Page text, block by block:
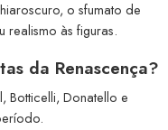
o sfumato de
às figuras.
da Renascença?
Botticelli, Donatello e